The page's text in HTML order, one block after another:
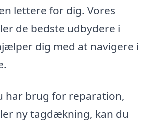
lettere for dig. Vores
de bedste udbydere i
dig med at navigere i
har brug for reparation,
ny tagdækning, kan du